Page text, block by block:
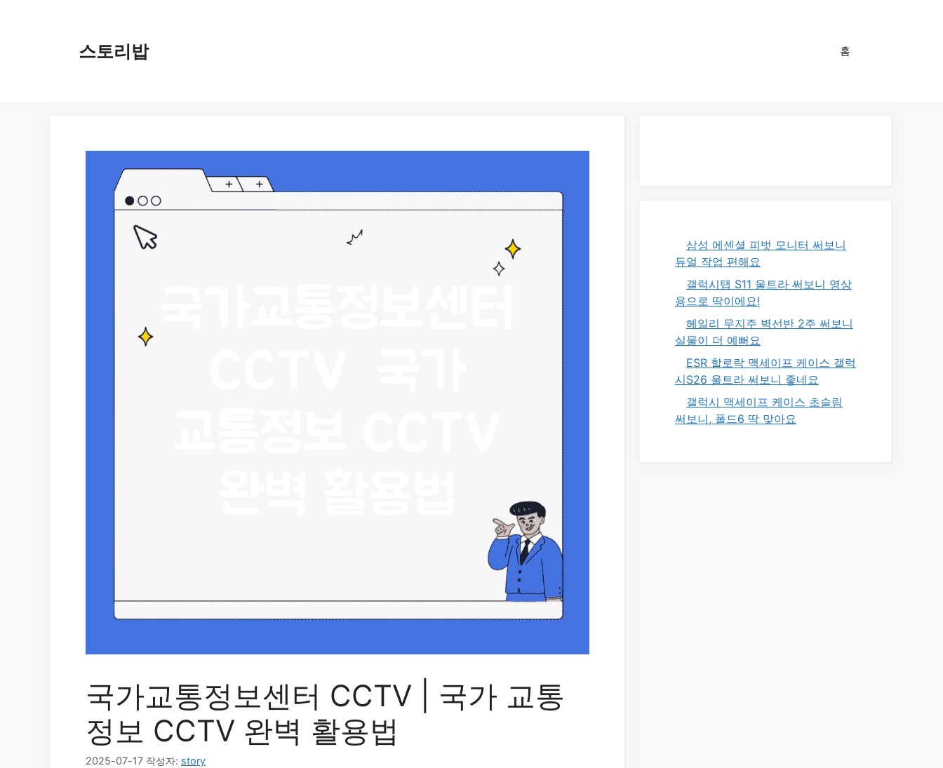
스토리밥 홈
국가교통정보센터 CCTV | 국가 교통
정보 CCTV 완벽 활용법
2025-07-17 작성자: story
삼성 에센셜 피벗 모니터 써보니
듀얼 작업 편해요
갤럭시탭 S11 울트라 써보니 영상
용으로 딱이에요!
헤일리 무지주 벽선반 2주 써보니
실물이 더 예뻐요
ESR 할로락 맥세이프 케이스 갤럭
시S26 울트라 써보니 좋네요
갤럭시 맥세이프 케이스 초슬림
써보니, 폴드6 딱 맞아요